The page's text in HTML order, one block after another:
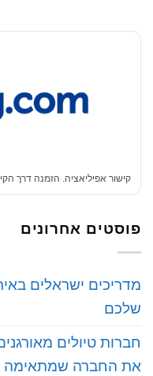
קישור אפיליאציה. הזמנה דרך
פוסטים אחרונים
‏מדריכים ישראלים
שלכם
‏חברות טיולים
את החברה שמתאימה